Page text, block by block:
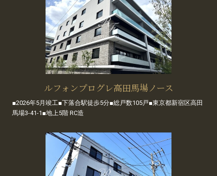
ルフォンプログレ高田馬場ノース
■2026年5月竣工■下落合駅徒歩5分■総戸数105戸■東京都新宿区高田
馬場3-41-1■地上5階 RC造